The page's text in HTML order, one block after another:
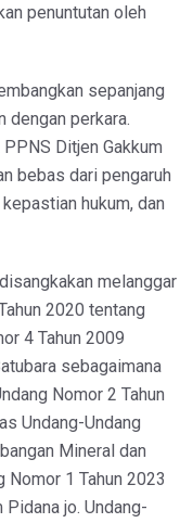
penuntutan oleh
sepanjang
dengan perkara.
Ditjen Gakkum
bebas dari pengaruh
hukum, dan
melanggar
2020 tentang
4 Tahun 2009
sebagaimana
Nomor 2 Tahun
Undang-Undang
Mineral dan
Nomor 1 Tahun 2023
jo. Undang-